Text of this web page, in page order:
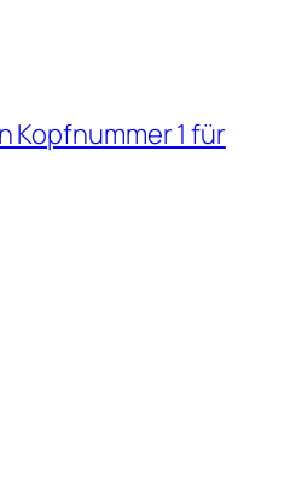
Kopfnummer 1 für